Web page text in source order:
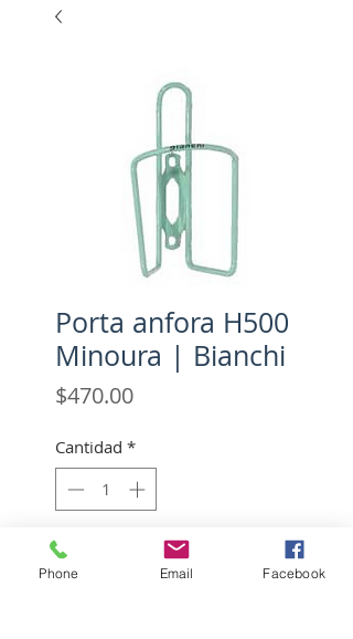
Porta anfora H500
Minoura | Bianchi
$470.00Precio
Cantidad *
Phone Email Facebook